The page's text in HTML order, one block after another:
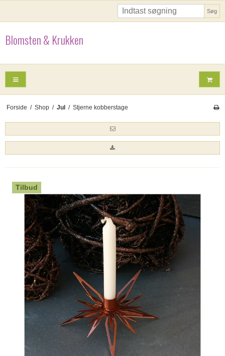
Søg
Blomsten & Krukken
Forside / Shop / Jul / Stjerne kobberstage
Tilbud